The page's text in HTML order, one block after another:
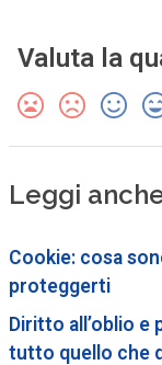
Valuta la
Leggi
Cookie: cosa
proteggerti
Diritto all’oblio e
tutto quello che